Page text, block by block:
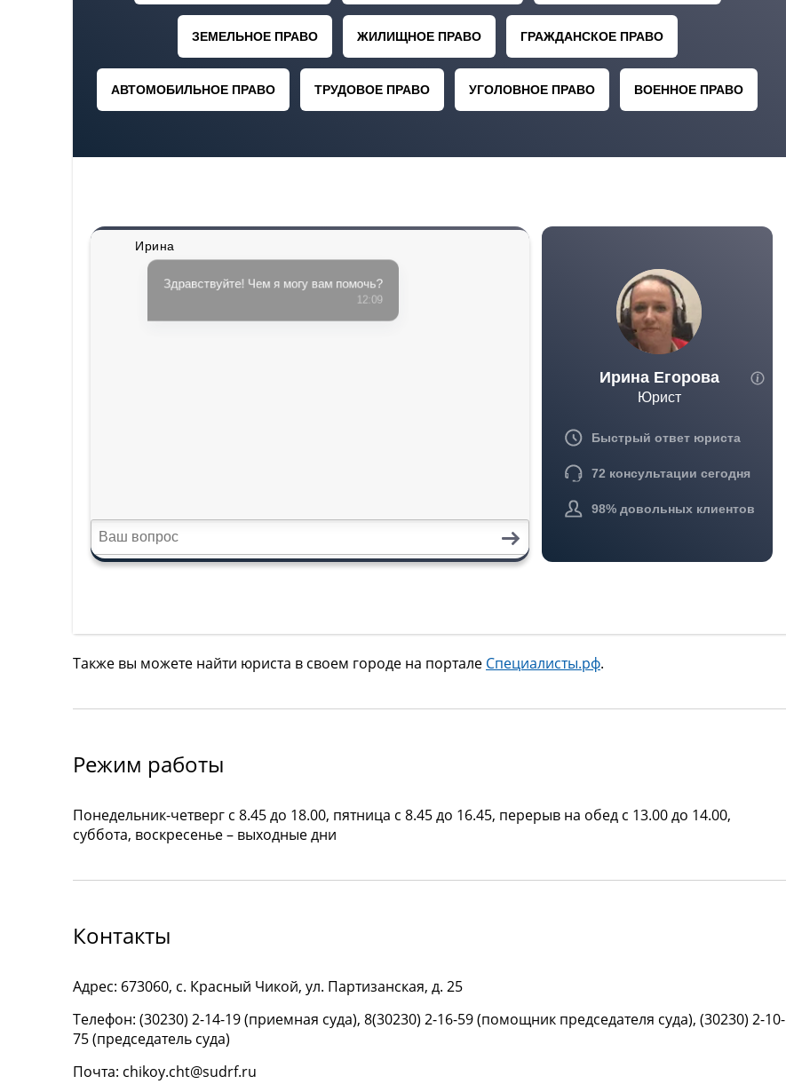
Также вы можете найти юриста в своем городе на портале Специалисты.рф.
Режим работы
Понедельник-четверг с 8.45 до 18.00, пятница с 8.45 до 16.45, перерыв на обед с 13.00 до 14.00,
суббота, воскресенье – выходные дни
Контакты
Адрес: 673060, с. Красный Чикой, ул. Партизанская, д. 25
Телефон: (30230) 2-14-19 (приемная суда), 8(30230) 2-16-59 (помощник председателя суда), (30230) 2-10-
75 (председатель суда)
Почта: chikoy.cht@sudrf.ru